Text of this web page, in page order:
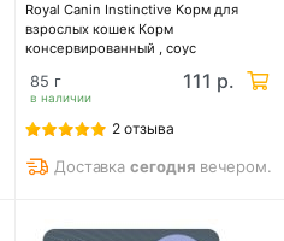
Royal Canin Instinctive Корм для
взрослых кошек Корм
консервированный , соус
в наличии
85 г 111 р.
2 отзыва
Доставкасегодня вечером.